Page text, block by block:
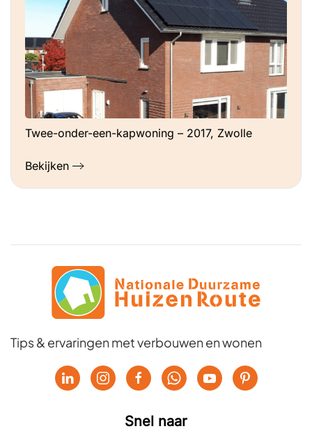
Twee-onder-een-kapwoning – 2017, Zwolle
Bekijken
Tips & ervaringen met verbouwen en wonen
Snel naar